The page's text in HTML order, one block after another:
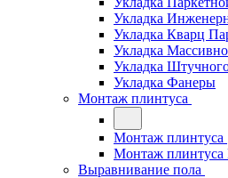
Укладка
Укладка Кварц
Укладка
Укладка
Укладка Фанеры
Монтаж плинтуса
Монтаж плинтуса
Монтаж
Выравнивание пола